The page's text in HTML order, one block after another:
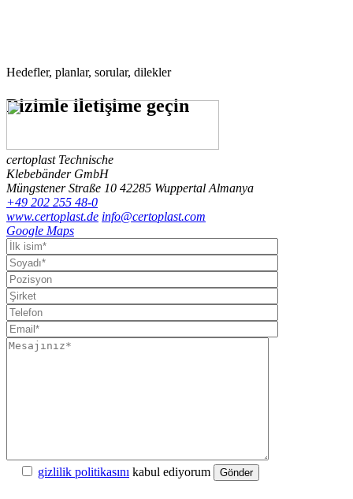
Hedefler, planlar, sorular, dilekler
Bizimleiletişime geçin
certoplast Technische
Klebebänder GmbH
Müngstener Straße 10 42285 Wuppertal Almanya
+49 202 255 48-0
www.certoplast.de info@certoplast.com
Google Maps
gizlilik politikasını kabul ediyorum Gönder